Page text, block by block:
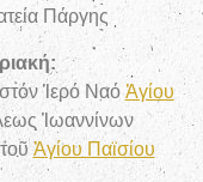
Πάργης
στόν Ἱερό ΝαόἉγίου
Ἰωαννίνων
Ἁγίου Παϊσίου